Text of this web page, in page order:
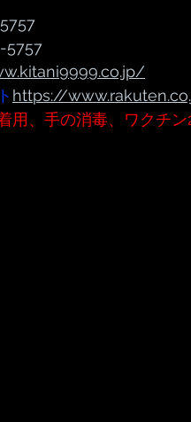
5757
https://
用、手の消毒、ワクチ